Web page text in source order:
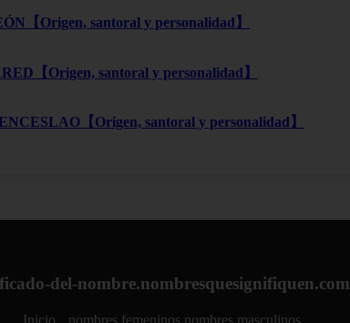
【Origen, santoral y personalidad】
【Origen, santoral y personalidad】
【Origen, santoral y personalidad】
del-nombre.nombresquesignifiquen.com
Inicio nombres femeninos nombres masculinos